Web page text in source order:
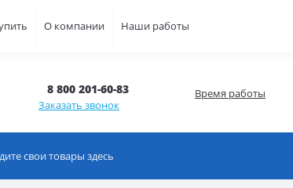
О компании Наши работы
8 800 201-60-83
Заказать звонок
Время работы